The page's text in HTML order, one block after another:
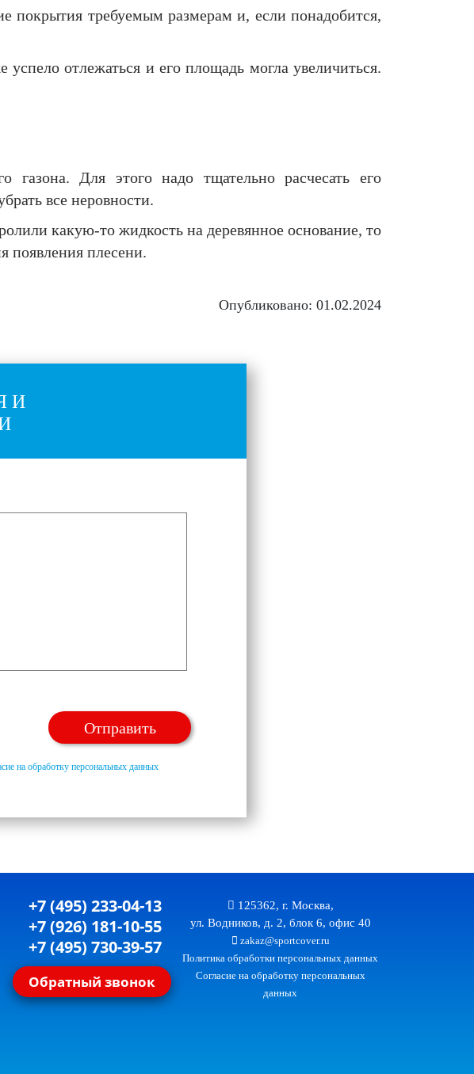
покрытия требуемым размерам и, если понадобится,
отлежаться и его площадь могла увеличиться.
Для этого надо тщательно расчесать его
все неровности.
какую-то жидкость на деревянное основание, то
появления плесени.
Опубликовано: 01.02.2024
И
на обработку персональных данных
+7 (495) 233-04-13
+7 (926) 181-10-55
+7 (495) 730-39-57
Обратный звонок
125362, г. Москва,
ул. Водников, д. 2, блок 6, офис 40
zakaz@sportcover.ru
Политика обработки персональных данных
Согласие на обработку персональных
данных